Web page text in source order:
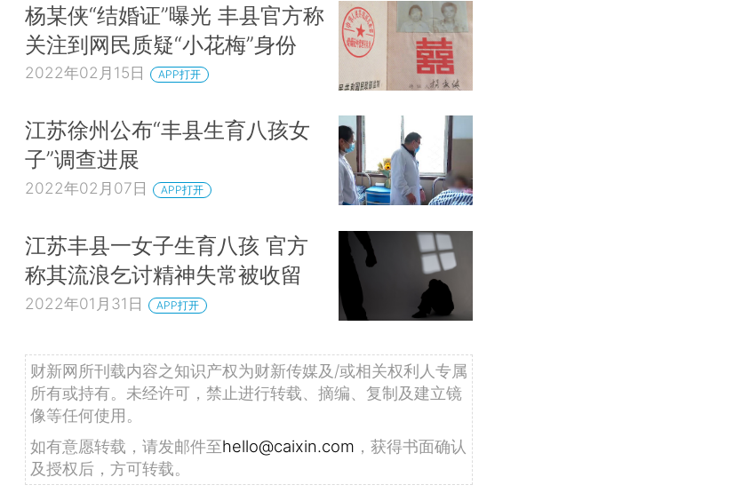
杨某侠“结婚证”曝光 丰县官方称
关注到网民质疑“小花梅”身份
2022年02月15日 APP打开
江苏徐州公布“丰县生育八孩女
子”调查进展
2022年02月07日 APP打开
江苏丰县一女子生育八孩 官方
称其流浪乞讨精神失常被收留
2022年01月31日 APP打开
财新网所刊载内容之知识产权为财新传媒及/或相关权利人专属
所有或持有。未经许可，禁止进行转载、摘编、复制及建立镜
像等任何使用。
如有意愿转载，请发邮件至hello@caixin.com ，获得书面确认
及授权后，方可转载。